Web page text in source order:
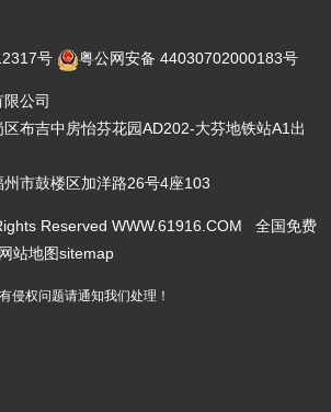
号 粤公网安备 44030702000183号
公司
布吉中房怡芬花园AD202-大芬地铁站A1出
市鼓楼区加洋路26号4座103
Reserved WWW.61916.COM 全国免费
网站地图sitemap
侵权问题请通知我们处理！